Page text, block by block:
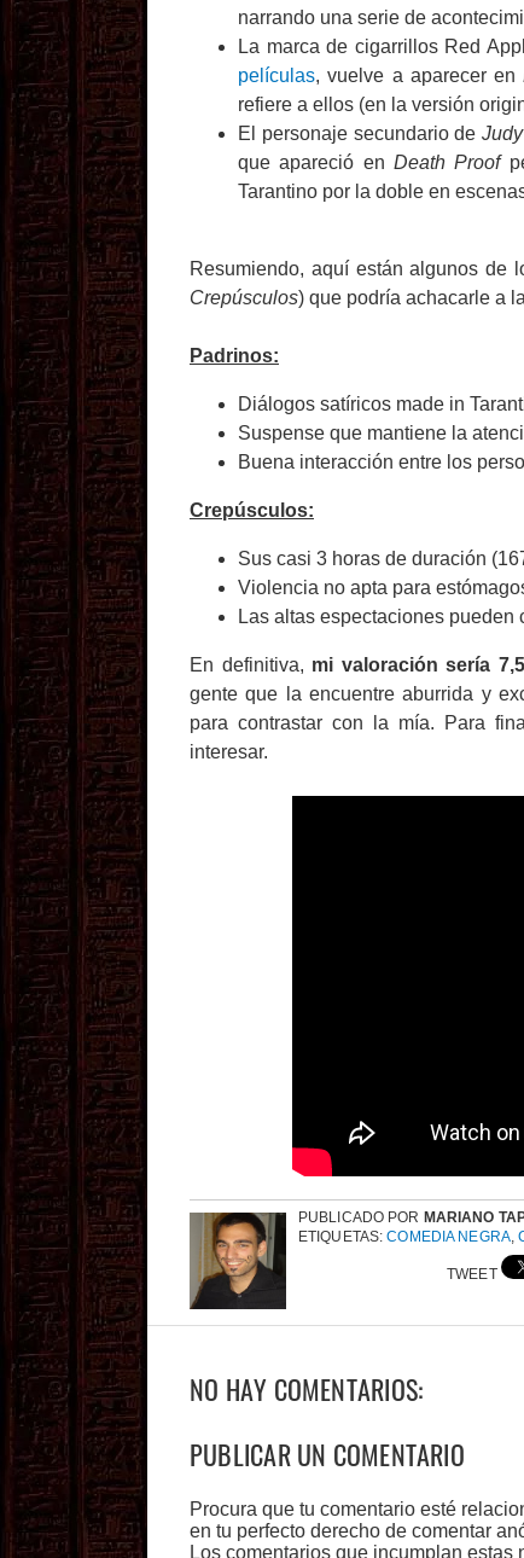
narrando una serie de
La marca de cigarrillos Red
películas, vuelve a aparecer en
refiere a ellos (en la versión
El personaje secundario de
que apareció enDeath Proof
Tarantino por la doble en
Resumiendo, aquí están algunos de
Crepúsculos) que podría achacarle a
Padrinos:
Diálogos satíricos made in
Suspense que mantiene la
Buena interacción entre los
Crepúsculos:
Sus casi 3 horas de duración
Violencia no apta para
Las altas espectaciones
En definitiva, mi valoración sería
gente que la encuentre aburrida y
para contrastar con la mía. Para
interesar.
PUBLICADO POR MARIANO
ETIQUETAS:COMEDIA NEGRA,
TWEET
NO HAY COMENTARIOS:
PUBLICAR UN COMENTARIO
Procura que tu comentario esté
en tu perfecto derecho de comentar
Los comentarios que incumplan